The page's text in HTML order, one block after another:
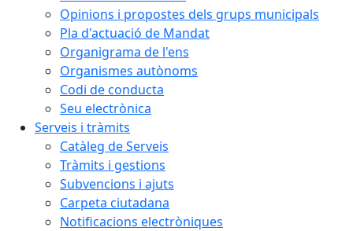
Opinions i propostes dels grups municipals
Pla d'actuació de Mandat
Organigrama de l'ens
Organismes autònoms
Codi de conducta
Seu electrònica
Serveis i tràmits
Catàleg de Serveis
Tràmits i gestions
Subvencions i ajuts
Carpeta ciutadana
Notificacions electròniques